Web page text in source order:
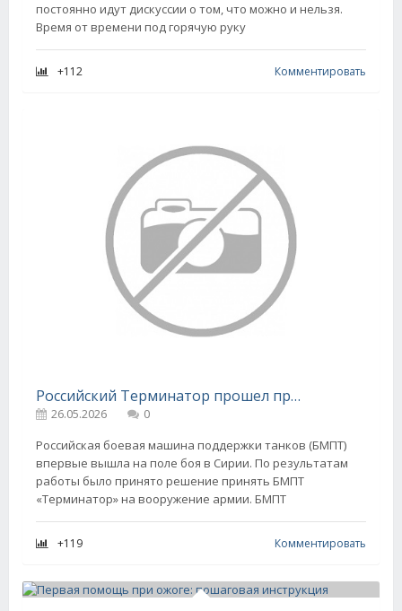
постоянно идут дискуссии о том, что можно и нельзя.
Время от времени под горячую руку
+112 Комментировать
Российский Терминатор прошел проверку боем
26.05.2026
0
Российская боевая машина поддержки танков (БМПТ)
впервые вышла на поле боя в Сирии. По результатам
работы было принято решение принять БМПТ
«Терминатор» на вооружение армии. БМПТ
+119 Комментировать